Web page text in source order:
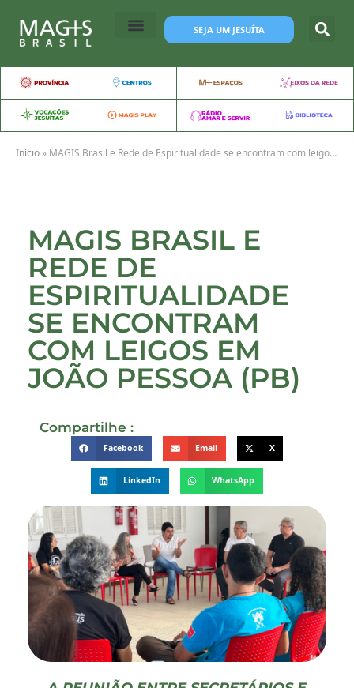
SEJA UM JESUÍTA
Início » MAGIS Brasil e Rede de Espiritualidade se encontram com leigos em João Pessoa (PB)
MAGIS BRASIL E
REDE DE
ESPIRITUALIDADE
SE ENCONTRAM
COM LEIGOS EM
JOÃO PESSOA (PB)
Compartilhe :
Facebook Email X
LinkedIn WhatsApp